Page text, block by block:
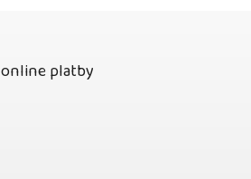
platby